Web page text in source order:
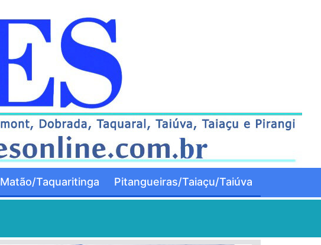
Matão/Taquaritinga Pitangueiras/Taiaçu/Taiúva